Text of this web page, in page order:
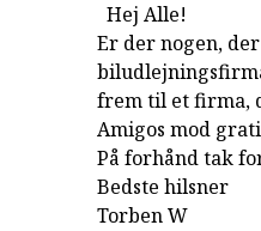
Hej Alle!
Er der nogen,
frem til et firma,
Amigos mod
På forhånd tak
Bedste hilsner
Torben W